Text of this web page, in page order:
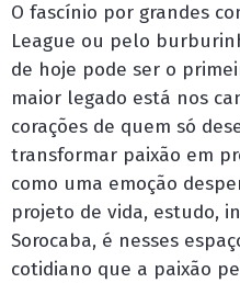
O fascínio por grandes
League ou pelo
de hoje pode ser o
maior legado está nos
corações de quem só
transformar paixão em
como uma emoção
projeto de vida, estudo,
Sorocaba, é nesses
cotidiano que a paixão